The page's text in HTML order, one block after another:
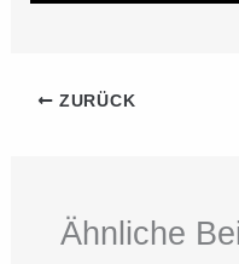
ZURÜCK
Ähnliche